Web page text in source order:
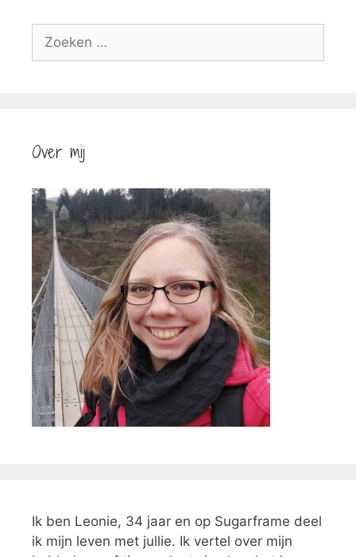
naar:
Over mij
Ik ben Leonie, 34 jaar en op Sugarframe deel
ik mijn leven met jullie. Ik vertel over mijn